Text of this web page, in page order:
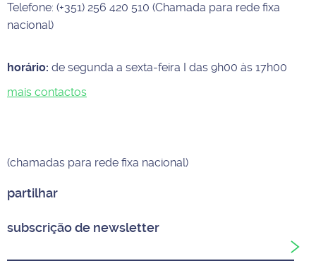
Telefone: (+351) 256 420 510 (Chamada para rede fixa
nacional)
horário: de segunda a sexta-feira I das 9h00 às 17h00
mais contactos
(chamadas para rede fixa nacional)
partilhar
subscrição de newsletter